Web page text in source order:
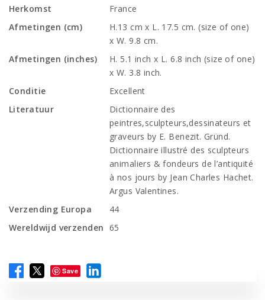
Herkomst
France
Afmetingen (cm)
H.13 cm x L. 17.5 cm. (size of one)
x W. 9.8 cm.
Afmetingen (inches)
H. 5.1 inch x L. 6.8 inch (size of one)
x W. 3.8 inch.
Conditie
Excellent
Literatuur
Dictionnaire des
peintres,sculpteurs,dessinateurs et
graveurs by E. Benezit. Gründ.
Dictionnaire illustré des sculpteurs
animaliers & fondeurs de l’antiquité
à nos jours by Jean Charles Hachet.
Argus Valentines.
Verzending Europa
44
Wereldwijd verzenden 65
Save